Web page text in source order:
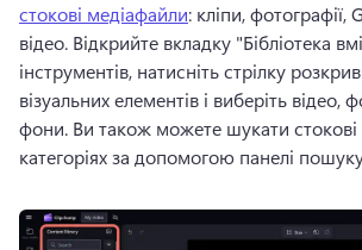
стокові медіафайли: кліпи, фотографії,
відео. Відкрийте вкладку "Бібліотека
інструментів, натисніть стрілку
візуальних елементів і виберіть відео,
фони. Ви також можете шукати стокові
категоріях за допомогою панелі